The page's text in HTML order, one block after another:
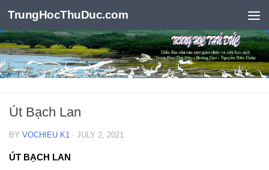
Skip to content
TrungHocThuDuc.com
Út Bạch Lan
BY VOCHIEU K1 · JULY 2, 2021
ÚT BẠCH LAN